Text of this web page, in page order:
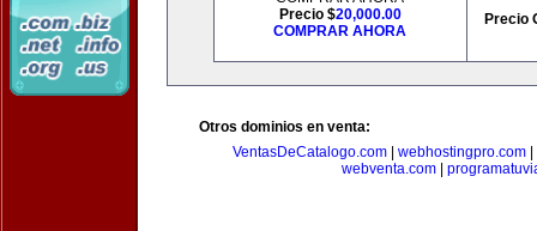
Precio $20,000.00
COMPRAR AHORA
Precio
Otros dominios en venta:
VentasDeCatalogo.com| webhostingpro.com|
webventa.com|